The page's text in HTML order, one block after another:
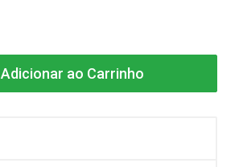
Adicionar ao Carrinho